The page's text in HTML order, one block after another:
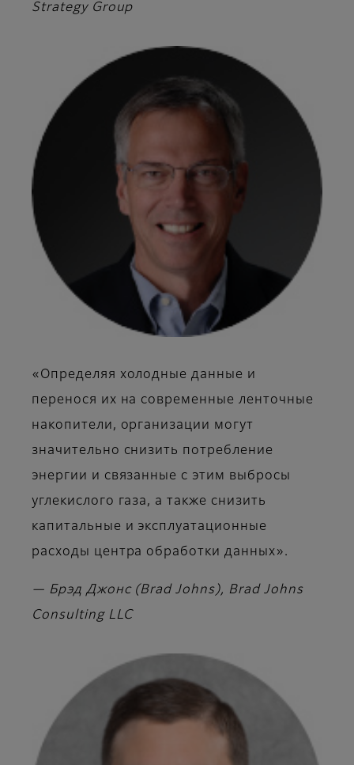
Strategy Group
«Определяя холодные данные и
перенося их на современные ленточные
накопители, организации могут
значительно снизить потребление
энергии и связанные с этим выбросы
углекислого газа, а также снизить
капитальные и эксплуатационные
расходы центра обработки данных».
— Брэд Джонс (Brad Johns), Brad Johns
Consulting LLC